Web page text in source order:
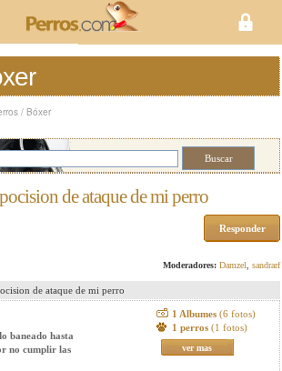
/ Bóxer
de ataque de mi perro
Responder
Moderadores: Damzel sandrarf
de ataque de mi perro
baneado hasta
no cumplir las
1 Albumes (6 fotos)
1 perros (1 fotos)
ver mas